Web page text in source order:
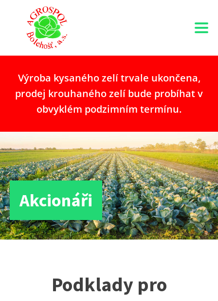
Výroba kysaného zelí trvale ukončena,
prodej krouhaného zelí bude probíhat v
obvyklém podzimním termínu.
Akcionáři
Podklady pro